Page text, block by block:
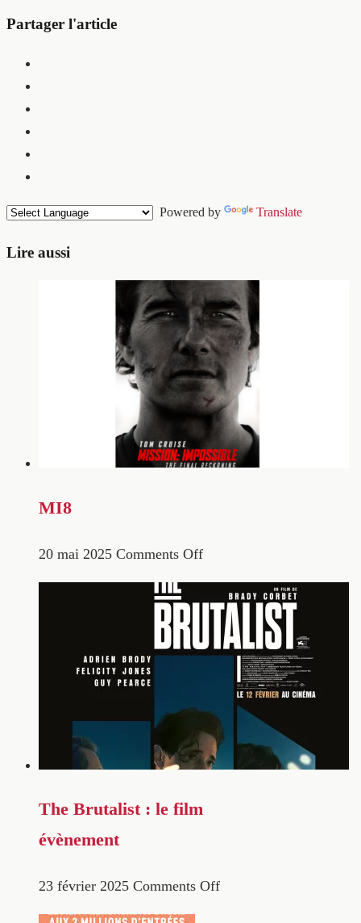
Partager l'article
Powered by Translate
Lire aussi
MI8
20 mai 2025 Comments Off
The Brutalist : le film
évènement
23 février 2025 Comments Off